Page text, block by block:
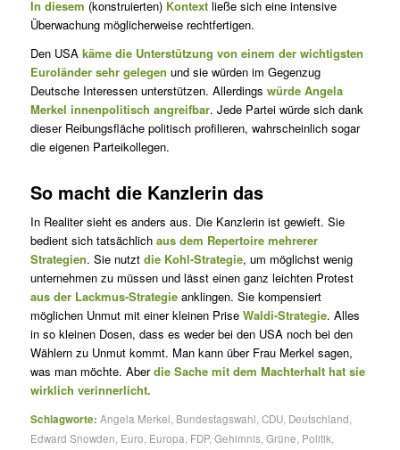
In diesem (konstruierten)Kontextließe sich eine intensive
Überwachung möglicherweise rechtfertigen.
Den USA käme die Unterstützung von einem der wichtigsten
Euroländer sehr gelegen und sie würden im Gegenzug
Deutsche Interessen unterstützen. Allerdings würde Angela
Merkel innenpolitisch angreifbar. Jede Partei würde sich dank
dieser Reibungsfläche politisch profilieren, wahrscheinlich sogar
die eigenen Parteikollegen.
So macht die Kanzlerin das
In Realiter sieht es anders aus. Die Kanzlerin ist gewieft. Sie
bedient sich tatsächlichaus dem Repertoire mehrerer
Strategien. Sie nutzt die Kohl-Strategie, um möglichst wenig
unternehmen zu müssen und lässt einen ganz leichten Protest
aus der Lackmus-Strategieanklingen. Sie kompensiert
möglichen Unmut mit einer kleinen Prise Waldi-Strategie. Alles
in so kleinen Dosen, dass es weder bei den USA noch bei den
Wählern zu Unmut kommt. Man kann über Frau Merkel sagen,
was man möchte. Aberdie Sache mit dem Machterhalt hat sie
wirklich verinnerlicht.
Schlagworte: Angela Merkel, Bundestagswahl,CDU, Deutschland,
Edward Snowden, Euro, Europa, FDP,Gehimnis,Grüne, Politik,